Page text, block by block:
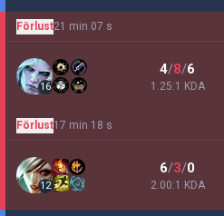
Förlust21 min 07 s
16
4/8/6
1.25:1 KDA
Förlust17 min 18 s
12
6/3/0
2.00:1 KDA